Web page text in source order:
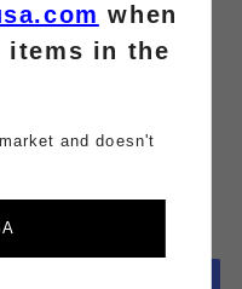
ら
when
items in the
and doesn't